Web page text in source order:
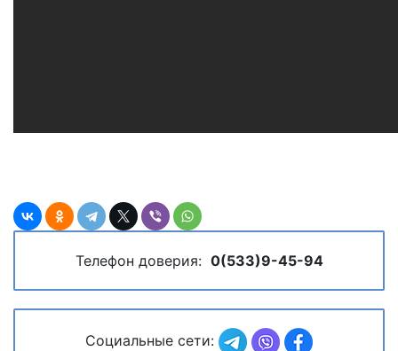
Телефон доверия: 0(533)9-45-94
Социальные сети: